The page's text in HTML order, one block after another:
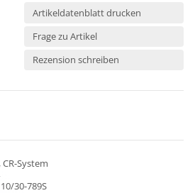
Artikeldatenblatt drucken
Frage zu Artikel
Rezension schreiben
System
30-789S